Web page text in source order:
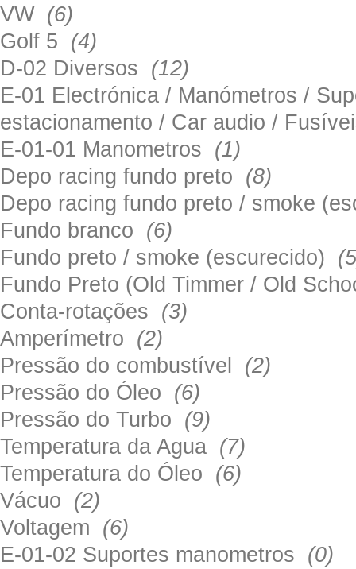
VW (6)
Golf 5 (4)
D-02 Diversos (12)
E-01 Electrónica / Manómetros /
estacionamento / Car audio /
E-01-01 Manometros (1)
Depo racing fundo preto (8)
Depo racing fundo preto / smoke
Fundo branco (6)
Fundo preto / smoke (escurecido)
Fundo Preto (Old Timmer / Old
Conta-rotações (3)
Amperímetro (2)
Pressão do combustível (2)
Pressão do Óleo (6)
Pressão do Turbo (9)
Temperatura da Agua (7)
Temperatura do Óleo (6)
Vácuo (2)
Voltagem (6)
E-01-02 Suportes manometros (0)